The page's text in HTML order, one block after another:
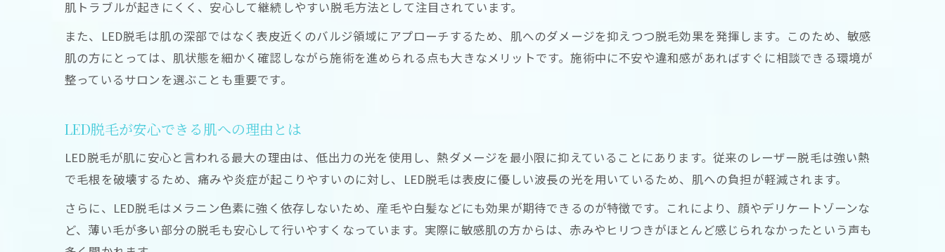
肌トラブルが起きにくく、安心して継続しやすい脱毛方法として注目されています。
また、LED脱毛は肌の深部ではなく表皮近くのバルジ領域にアプローチするため、肌へのダメージを抑えつつ脱毛効果を発揮します。このため、敏感
肌の方にとっては、肌状態を細かく確認しながら施術を進められる点も大きなメリットです。施術中に不安や違和感があればすぐに相談できる環境が
整っているサロンを選ぶことも重要です。
LED脱毛が安心できる肌への理由とは
LED脱毛が肌に安心と言われる最大の理由は、低出力の光を使用し、熱ダメージを最小限に抑えていることにあります。従来のレーザー脱毛は強い熱
で毛根を破壊するため、痛みや炎症が起こりやすいのに対し、LED脱毛は表皮に優しい波長の光を用いているため、肌への負担が軽減されます。
さらに、LED脱毛はメラニン色素に強く依存しないため、産毛や白髪などにも効果が期待できるのが特徴です。これにより、顔やデリケートゾーンな
ど、薄い毛が多い部分の脱毛も安心して行いやすくなっています。実際に敏感肌の方からは、赤みやヒリつきがほとんど感じられなかったという声も